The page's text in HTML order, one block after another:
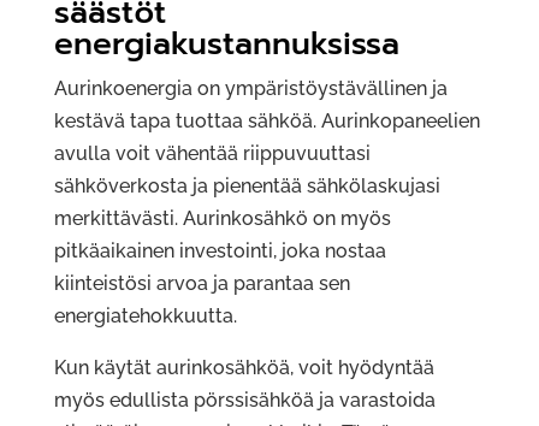
säästöt
energiakustannuksissa
Aurinkoenergia on ympäristöystävällinen ja
kestävä tapa tuottaa sähköä. Aurinkopaneelien
avulla voit vähentää riippuvuuttasi
sähköverkosta ja pienentää sähkölaskujasi
merkittävästi. Aurinkosähkö on myös
pitkäaikainen investointi, joka nostaa
kiinteistösi arvoa ja parantaa sen
energiatehokkuutta.
Kun käytät aurinkosähköä, voit hyödyntää
myös edullista pörssisähköä ja varastoida